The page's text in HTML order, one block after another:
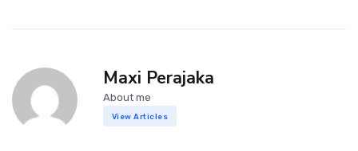
Maxi Perajaka
About me
View Articles